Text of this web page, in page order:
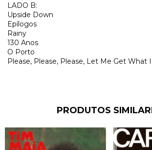
LADO B:
Upside Down
Epílogos
Rainy
130 Anos
O Porto
Please, Please, Please, Let Me Get What
PRODUTOS